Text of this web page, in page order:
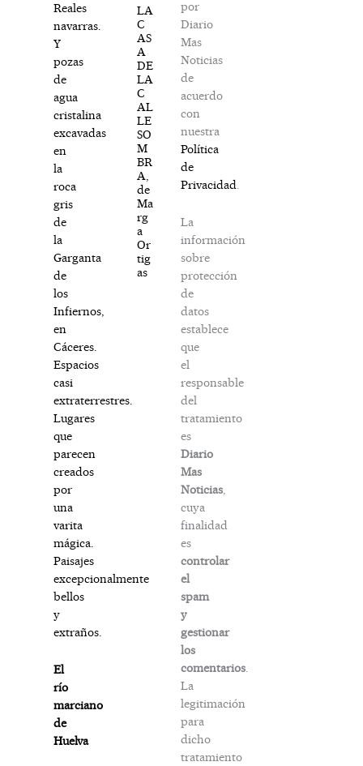
Reales
navarras.
Y
pozas
de
agua
cristalina
excavadas
en
la
roca
gris
de
la
Garganta
de
los
Infiernos,
en
Cáceres.
Espacios
casi
extraterrestres.
Lugares
que
parecen
creados
por
una
varita
mágica.
Paisajes
excepcionalmente
bellos
y
extraños.
El
río
marciano
de
Huelva
LA
C
AS
A
DE
LA
C
AL
LE
SO
M
BR
A,
de
Ma
rg
a
Or
tig
as
por
Diario
Mas
Noticias
de
acuerdo
con
nuestra
Política
de
Privacidad
La
información
sobre
protección
de
datos
establece
que
el
responsable
del
tratamiento
es
Diario
Mas
Noticias
cuya
finalidad
es
controlar
el
spam
y
gestionar
los
comentarios
La
legitimación
para
dicho
tratamiento